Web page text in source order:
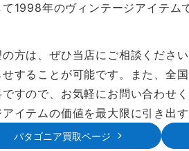
1998年のヴィンテージアイテム
方は、ぜひ当店にご相談くださ
することが可能です。また、全
すので、お気軽にお問い合わせ
アイテムの価値を最大限に引き出
パタゴニア買取ページ